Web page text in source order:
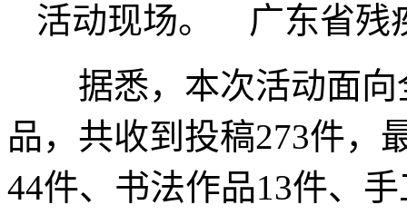
活动现场。 广东省残
据悉，本次活动面向
品，共收到投稿273件，
44件、书法作品13件、